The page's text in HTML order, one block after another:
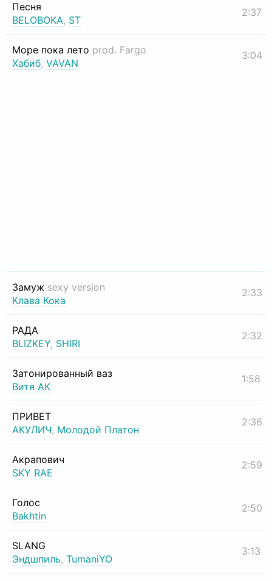
Песня
BELOBOKA, ST
2:37
Море пока лето prod. Fargo
Хабиб, VAVAN
3:04
Замуж sexy version
Клава Кока
2:33
РАДА
BLIZKEY, SHIRI
2:32
Затонированный ваз
Витя АК
1:58
ПРИВЕТ
АКУЛИЧ, Молодой Платон
2:36
Акрапович
SKY RAE
2:59
Голос
Bakhtin
2:50
SLANG
Эндшпиль, TumaniYO
3:13